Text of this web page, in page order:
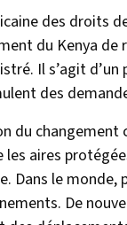
des droits
du Kenya
Il s’agit d’un
des
du changement
aires
Dans le monde,
De